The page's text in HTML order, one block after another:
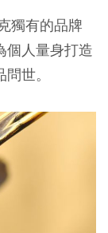
獨有的品牌
個人量身打造
世。